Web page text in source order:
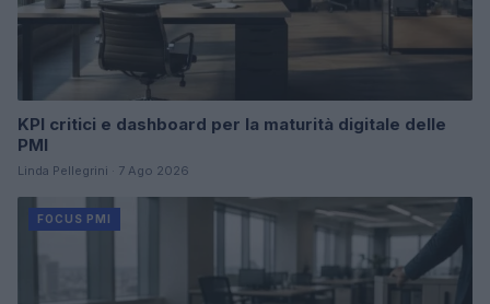
KPI critici e dashboard per la maturità digitale delle
PMI
Linda Pellegrini · 7 Ago 2026
FOCUS PMI